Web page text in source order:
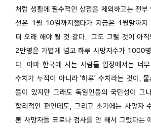
처럼 생활에 필수적인 상점을 제외하고는 전부
선은 1월 10일까지했다가 지금은 1월말까지
더 오래 해야 될 것 같다. 그도 그럴 것이 아직
2만명은 가볍게 넘고 하루 사망자수가 1000
다. 아마 한국에 사는 사람들 입장에서는 너
수치가 누적이 아니라 ‘하루’ 수치라는 것이.
들이 있지만 그래도 독일인들의 국민성이 그
합리적인 편인데도, 그리고 초기에는 사망자
론 사망자들 코로나 검사를 안 해서 그랬다는